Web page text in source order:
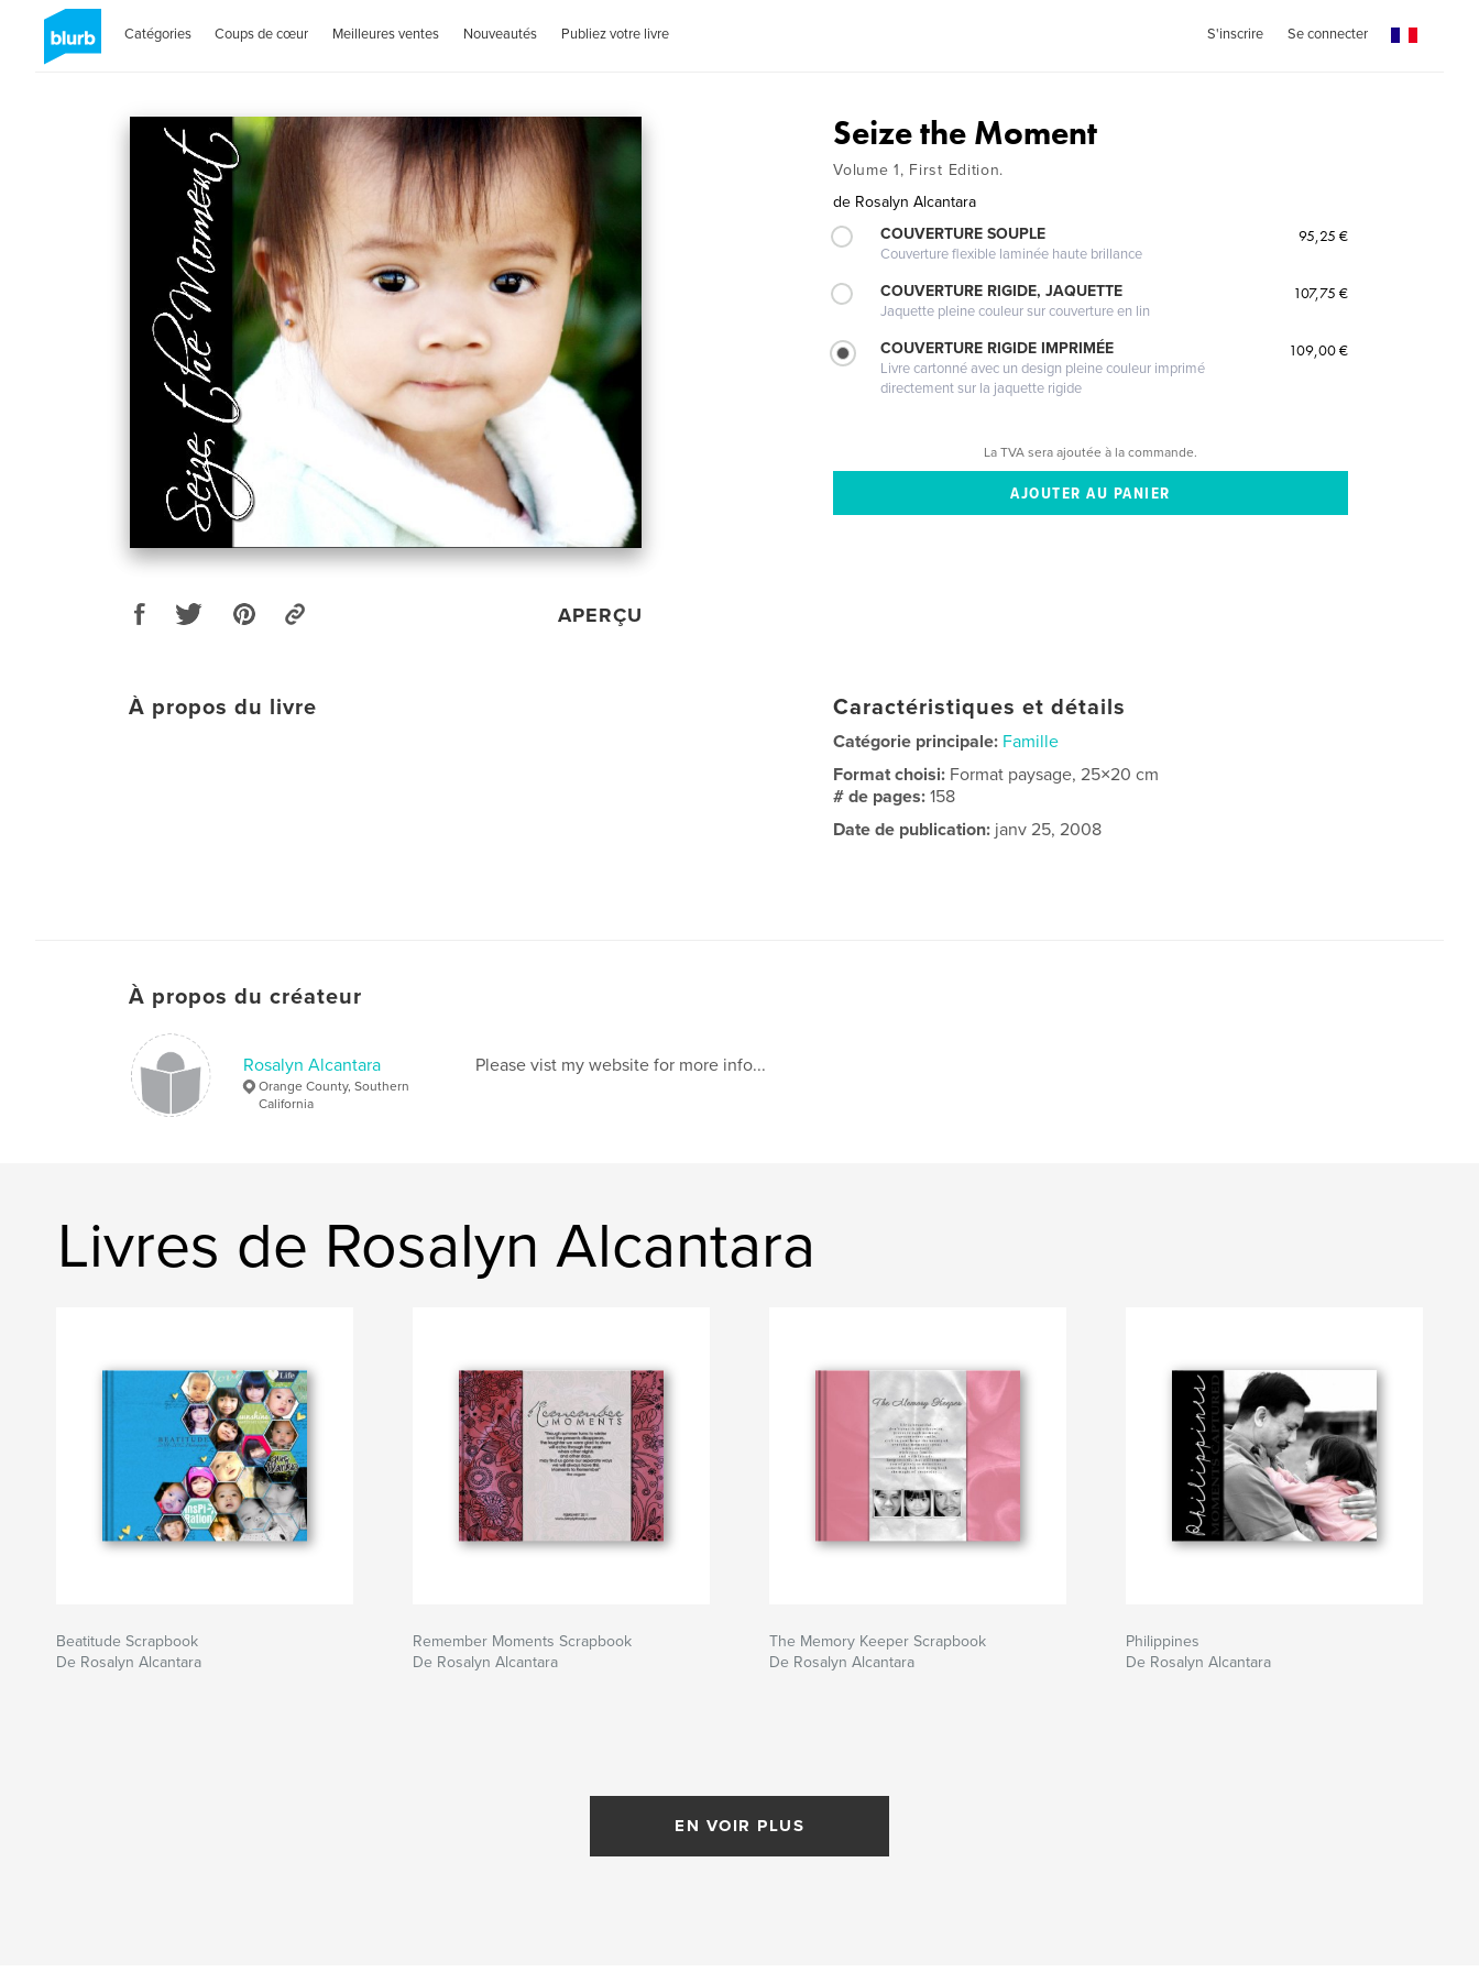
Catégories Coups de cœur Meilleures ventes Nouveautés Publiez votre livre S'inscrire Se connecter
APERÇU
Seize the Moment
Volume 1, First Edition.
de Rosalyn Alcantara
COUVERTURE SOUPLE
Couverture flexible laminée haute brillance
95,25 €
COUVERTURE RIGIDE, JAQUETTE
Jaquette pleine couleur sur couverture en lin
107,75 €
COUVERTURE RIGIDE IMPRIMÉE
Livre cartonné avec un design pleine couleur imprimé
directement sur la jaquette rigide
109,00 €
La TVA sera ajoutée à la commande.
À propos du livre Caractéristiques et détails
Catégorie principale: Famille
Format choisi: Format paysage, 25×20 cm
# de pages:158
Date de publication: janv 25, 2008
À propos du créateur
Rosalyn Alcantara
Orange County, Southern
California
Please vist my website for more info...
Livres de Rosalyn Alcantara
Beatitude Scrapbook
De Rosalyn Alcantara
Remember Moments Scrapbook
De Rosalyn Alcantara
The Memory Keeper Scrapbook
De Rosalyn Alcantara
Philippines
De Rosalyn Alcantara
EN VOIR PLUS